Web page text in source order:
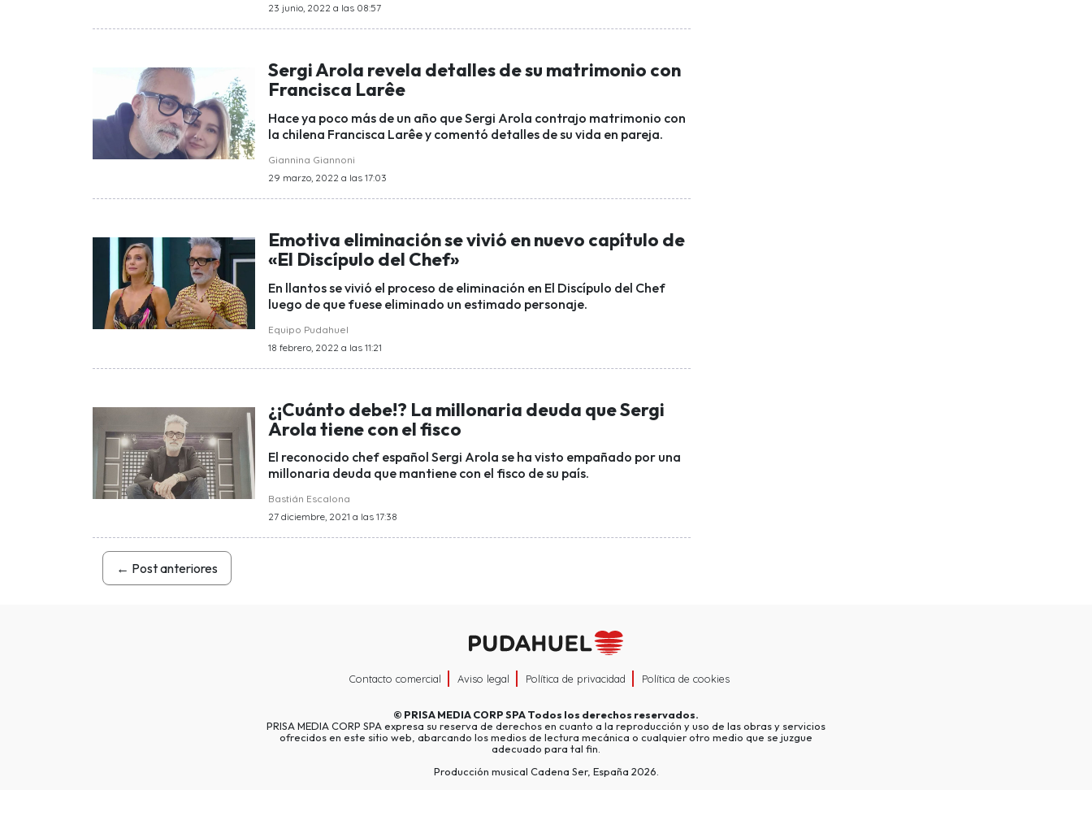
23 junio, 2022 a las 08:57
Sergi Arola revela detalles de su matrimonio con
Francisca Larêe
Hace ya poco más de un año que Sergi Arola contrajo matrimonio con
la chilena Francisca Larêe y comentó detalles de su vida en pareja.
Giannina Giannoni
29 marzo, 2022 a las 17:03
Emotiva eliminación se vivió en nuevo capítulo de
«El Discípulo del Chef»
En llantos se vivió el proceso de eliminación en El Discípulo del Chef
luego de que fuese eliminado un estimado personaje.
Equipo Pudahuel
18 febrero, 2022 a las 11:21
¿¡Cuánto debe!? La millonaria deuda que Sergi
Arola tiene con el fisco
El reconocido chef español Sergi Arola se ha visto empañado por una
millonaria deuda que mantiene con el fisco de su país.
Bastián Escalona
27 diciembre, 2021 a las 17:38
← Post anteriores
Contacto comercial Aviso legal Política de privacidad Política de cookies
© PRISA MEDIA CORP SPATodos los derechos reservados.
PRISA MEDIA CORP SPA expresa su reserva de derechos en cuanto a la reproducción y uso de las obras y servicios
ofrecidos en este sitio web, abarcando los medios de lectura mecánica o cualquier otro medio que se juzgue
adecuado para tal fin.
Producción musical Cadena Ser, España 2026.